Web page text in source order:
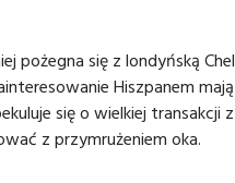
pożegna się z londyńską
Hiszpanem
się o wielkiej transakcji
z przymrużeniem oka.